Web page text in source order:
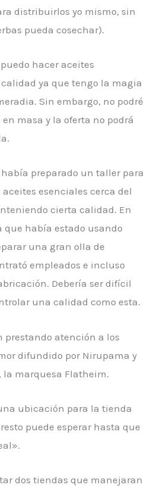
distribuirlos yo mismo, sin
pueda cosechar).
hacer aceites
ya que tengo la magia
Sin embargo, no podré
masa y la oferta no podrá
preparado un taller para
esenciales cerca del
cierta calidad. En
había estado usando
una gran olla de
empleados e incluso
Debería ser difícil
una calidad como esta.
prestando atención a los
difundido por Nirupama y
la marquesa Flatheim.
ubicación para la tienda
puede esperar hasta que
dos tiendas que manejaran